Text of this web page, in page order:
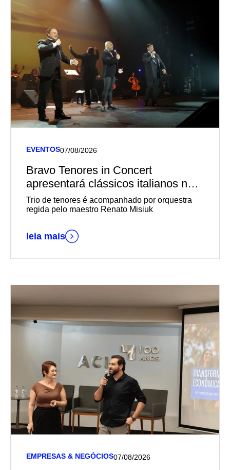
EVENTOS07/08/2026
Bravo Tenores in Concert
apresentará clássicos italianos no
Teatro Univates
Trio de tenores é acompanhado por orquestra
regida pelo maestro Renato Misiuk
leia mais
EMPRESAS & NEGÓCIOS07/08/2026